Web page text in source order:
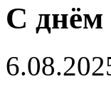
С днём